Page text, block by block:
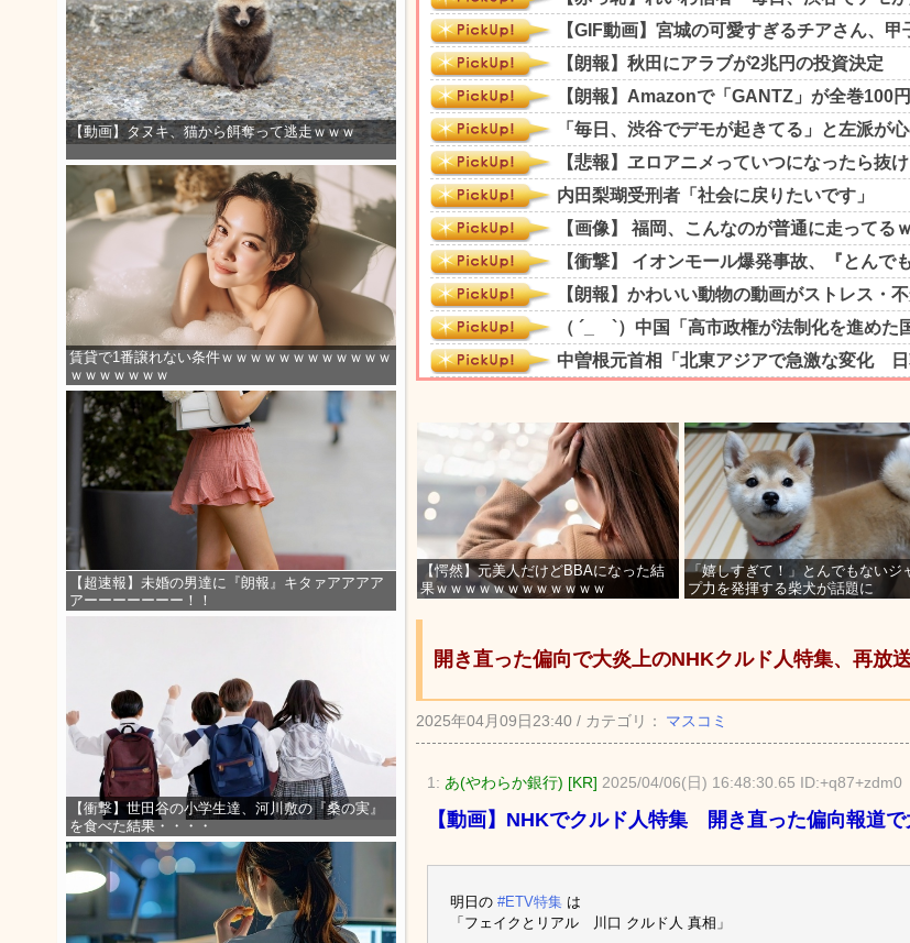
【動画】タヌキ、猫から餌奪って逃走ｗｗｗ
賃貸で1番譲れない条件ｗｗｗｗｗｗｗｗｗｗｗｗ
ｗｗｗｗｗｗｗ
【超速報】未婚の男達に『朗報』キタァアアアア
アーーーーーーー！！
【衝撃】世田谷の小学生達、河川敷の『桑の実』
を食べた結果・・・・
【愕然】元美人だけどBBAになった結
果ｗｗｗｗｗｗｗｗｗｗｗｗ
「嬉しすぎて！」とんでもないジ
プ力を発揮する柴犬が話題に
開き直った偏向で大炎上のNHKクルド人特集、再放
2025年04月09日23:40 / カテゴリ： マスコミ
1: あ(やわらか銀行) [KR] 2025/04/06(日) 16:48:30.65 ID:+q87+zdm0
【動画】NHKでクルド人特集 開き直った偏向報道
明日の #ETV特集 は
「フェイクとリアル 川口 クルド人 真相」